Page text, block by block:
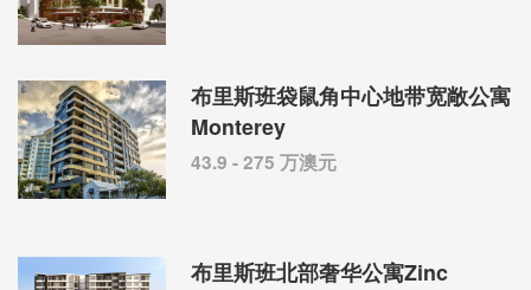
布里斯班袋鼠角中心地带宽敞公寓
Monterey
43.9 - 275 万澳元
布里斯班北部奢华公寓Zinc